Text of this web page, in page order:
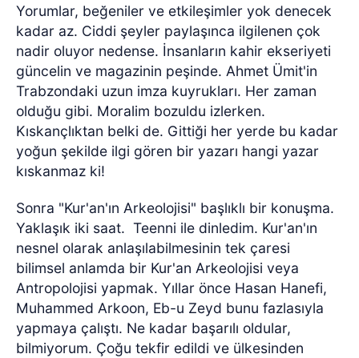
Yorumlar, beğeniler ve etkileşimler yok denecek
kadar az. Ciddi şeyler paylaşınca ilgilenen çok
nadir oluyor nedense. İnsanların kahir ekseriyeti
güncelin ve magazinin peşinde. Ahmet Ümit'in
Trabzondaki uzun imza kuyrukları. Her zaman
olduğu gibi. Moralim bozuldu izlerken.
Kıskançlıktan belki de. Gittiği her yerde bu kadar
yoğun şekilde ilgi gören bir yazarı hangi yazar
kıskanmaz ki!
Sonra "Kur'an'ın Arkeolojisi" başlıklı bir konuşma.
Yaklaşık iki saat. Teenni ile dinledim. Kur'an'ın
nesnel olarak anlaşılabilmesinin tek çaresi
bilimsel anlamda bir Kur'an Arkeolojisi veya
Antropolojisi yapmak. Yıllar önce Hasan Hanefi,
Muhammed Arkoon, Eb-u Zeyd bunu fazlasıyla
yapmaya çalıştı. Ne kadar başarılı oldular,
bilmiyorum. Çoğu tekfir edildi ve ülkesinden